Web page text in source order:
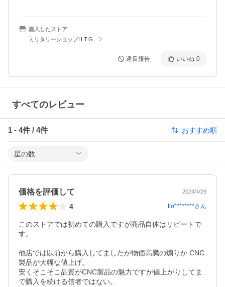
購入したストア
ミリタリーショップH.T.G.
違反報告 いいね 0
すべてのレビュー
1 - 4件 / 4件 おすすめ順
星の数
価格を評価して 2024/4/29
4 flo********さん
このストアでは初めての購入ですが商品自体はリピートで
す。
他店では以前から購入してましたが物価高騰の煽りか CNC
製品が大幅な値上げ。
安くそこそこ品質がCNC製品の魅力ですが値上がりしてま
で購入を続ける信者ではない。